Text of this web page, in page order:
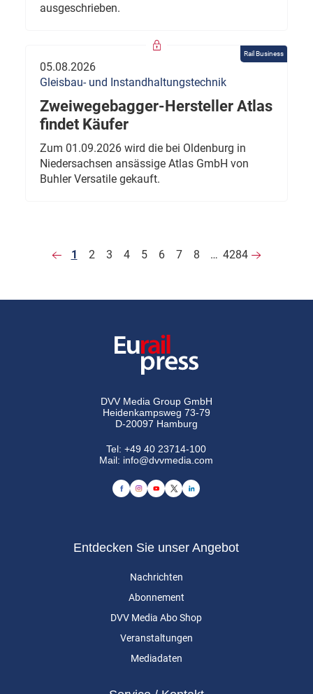
ausgeschrieben.
Rail Business
05.08.2026
Gleisbau- und Instandhaltungstechnik
Zweiwegebagger-Hersteller Atlas
findet Käufer
Zum 01.09.2026 wird die bei Oldenburg in
Niedersachsen ansässige Atlas GmbH von
Buhler Versatile gekauft.
1 2 3 4 5 6 7 8 … 4284
DVV Media Group GmbH
Heidenkampsweg 73-79
D-20097 Hamburg
Tel:+49 40 23714-100
Mail: info@dvvmedia.com
Entdecken Sie unser Angebot
Nachrichten
Abonnement
DVV Media Abo Shop
Veranstaltungen
Mediadaten